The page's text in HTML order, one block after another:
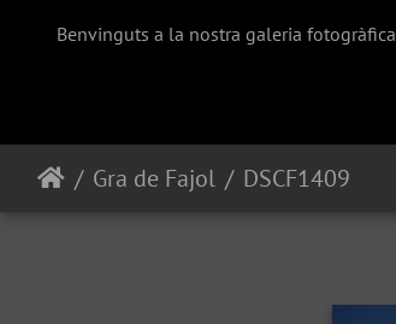
Benvinguts a la nostra galeria fotogràfica
Gra de Fajol DSCF1409